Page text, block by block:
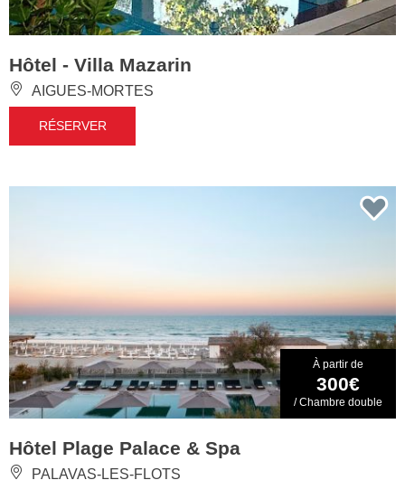
Hôtel - Villa Mazarin
AIGUES-MORTES
RÉSERVER
À partir de
300€
/ Chambre double
Hôtel Plage Palace & Spa
PALAVAS-LES-FLOTS